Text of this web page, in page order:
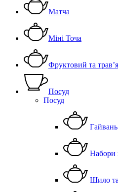
Матча
Міні Точа
Фруктовий та
Посуд
Посуд
Гайвань
Набори
Шило